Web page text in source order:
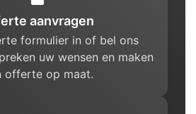
aanvragen
formulier in of bel ons
uw wensen en maken
offerte op maat.